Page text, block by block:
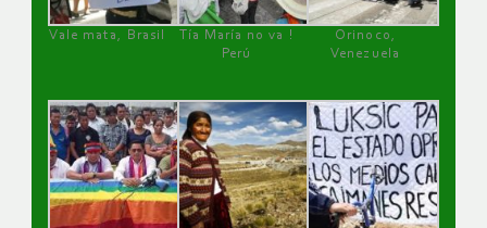
Vale mata, Brasil
Tía María no va !
Perú
Orinoco,
Venezuela